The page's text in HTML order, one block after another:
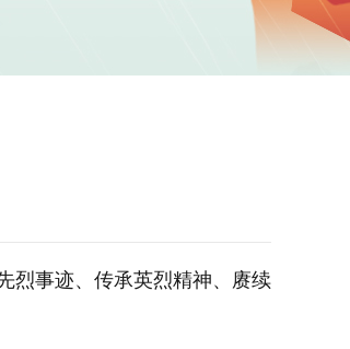
烈事迹、传承英烈精神、赓续